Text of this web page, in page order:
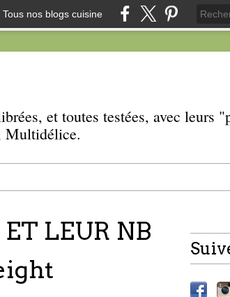
Tous nos blogs cuisine
et toutes testées, avec leurs
Multidélice.
LEUR NB